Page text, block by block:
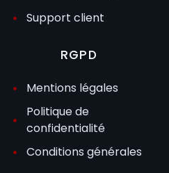
Support client
RGPD
Mentions légales
Politique de
confidentialité
Conditions générales